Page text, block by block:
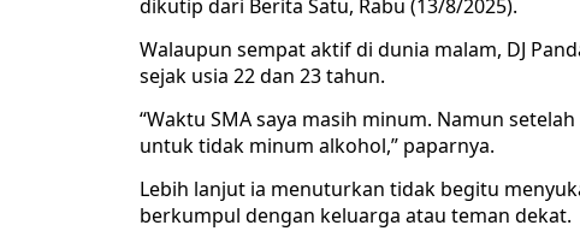
dikutip dari Berita Satu, Rabu (13/8/2025).
Walaupun sempat aktif di dunia malam, DJ
sejak usia 22 dan 23 tahun.
“Waktu SMA saya masih minum. Namun
untuk tidak minum alkohol,” paparnya.
Lebih lanjut ia menuturkan tidak begitu
berkumpul dengan keluarga atau teman dekat.